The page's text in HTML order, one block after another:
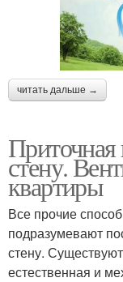
читать дальше →
Приточная
стену.
квартиры
Все прочие
подразумевают
стену.
естественная и